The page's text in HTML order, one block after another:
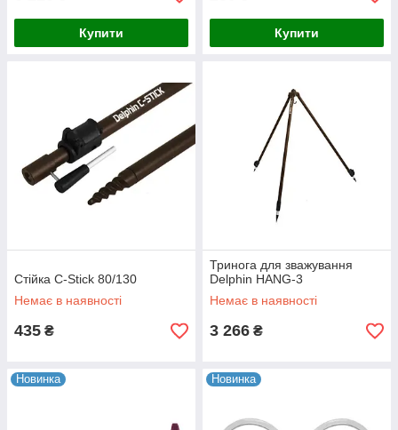
Купити Купити
Стійка C-Stick 80/130
Немає в наявності
435 ₴
Тринога для зважування
Delphin HANG-3
Немає в наявності
3 266 ₴
Новинка Новинка